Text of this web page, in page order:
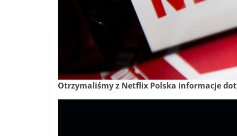
Otrzymaliśmy z Netflix Polska informacje